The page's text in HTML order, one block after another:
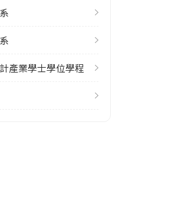
產業學士學位學程